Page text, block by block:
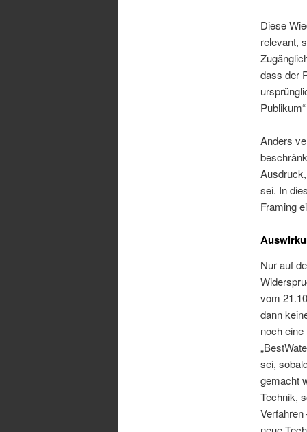
Diese
relevant,
dass der
Anders
sei. In
Framing
Nur auf
vom
dann
noch
sei,
gemacht
Technik,